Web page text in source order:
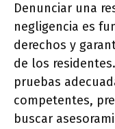
Denunciar una
negligencia es
derechos y
de los
pruebas
competentes,
buscar